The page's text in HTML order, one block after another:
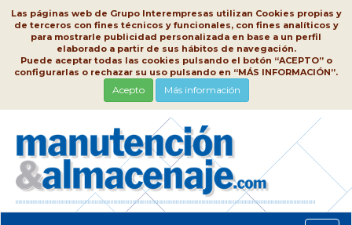
Las páginas web de Grupo Interempresas utilizan Cookies propias y
de terceros con fines técnicos y funcionales, con fines analíticos y
para mostrarle publicidad personalizada en base a un perfil
elaborado a partir de sus hábitos de navegación.
Puede aceptar todas las cookies pulsando el botón “ACEPTO” o
configurarlas o rechazar su uso pulsando en “MÁS INFORMACIÓN”.
Acepto Más información